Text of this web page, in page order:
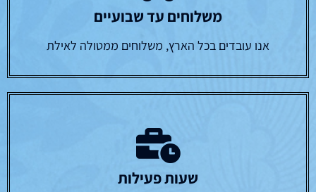
משלוחים עד שבועיים
אנו עובדים בכל הארץ, משלוחים ממטולה לאילת
שעות פעילות